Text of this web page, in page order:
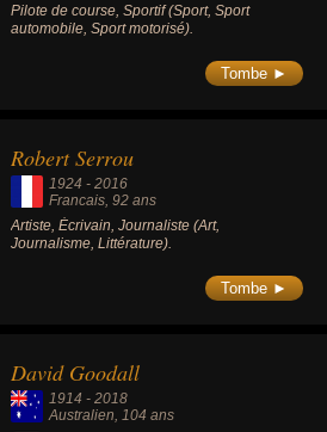
Pilote de course, Sportif (Sport, Sport
automobile, Sport motorisé).
Tombe ►
Robert Serrou
1924 - 2016
Francais, 92 ans
Artiste, Écrivain, Journaliste (Art,
Journalisme, Littérature).
Tombe ►
David Goodall
1914 - 2018
Australien, 104 ans